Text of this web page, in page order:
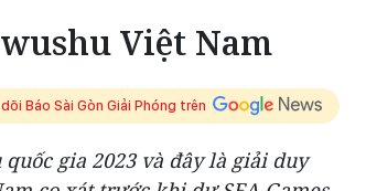
Việt Nam
Báo Sài Gòn Giải Phóng trên
gia 2023 và đây là giải duy